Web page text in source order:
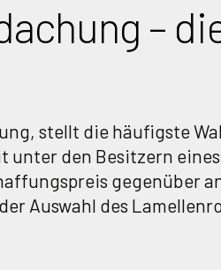
–
stellt die häufigste
unter den Besitzern
gegenüber
Auswahl des